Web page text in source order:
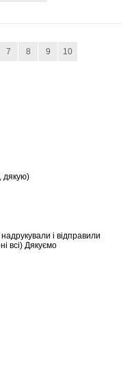
7 8 9 10
дякую)
і відправили
всі) Дякуємо